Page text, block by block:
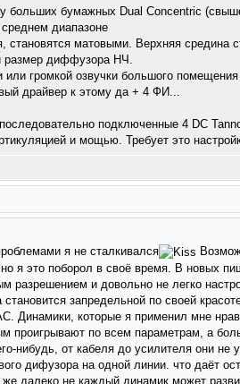
больших бумажных Dual Concentric
диапазоне
становятся матовыми. Верхняя
размер диффузора НЧ.
громкой озвучки большого
драйвер к этому да + 4 ФИ...
подключенные 4 DC
и мощью. Требует это
я не сталкивался
я это поборол в своё время. В новых
разрешением и довольно не легко
становится запредельной по своей
Динамики, которые я применил мне
проигрывают по всем параметрам, а
нибудь, от кабеля до усилителя они
дифузора на одной линии. что даёт
далеко не каждый динамик может